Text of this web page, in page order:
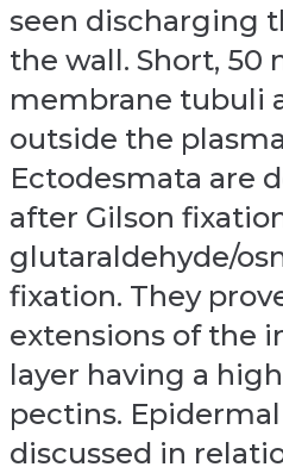
seen discharging
the wall. Short, 50
membrane tubuli
outside the
Ectodesmata are
after Gilson
glutaraldehyde/
fixation. They
extensions of the
layer having a
pectins.
discussed in